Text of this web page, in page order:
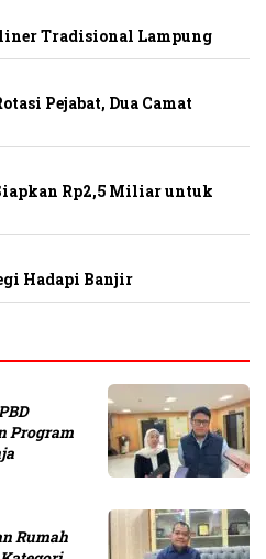
Tradisional Lampung
Pejabat, Dua Camat
Rp2,5 Miliar untuk
Hadapi Banjir
Program
Rumah